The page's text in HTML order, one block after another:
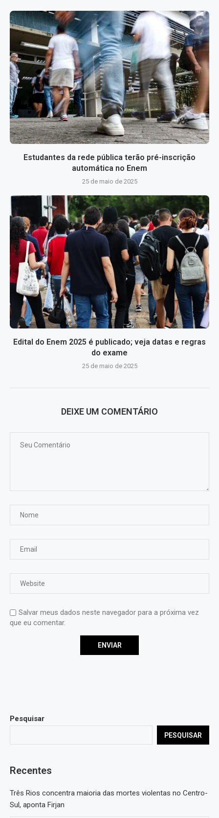
Estudantes da rede pública terão pré-inscrição
automática no Enem
25 de maio de 2025
Edital do Enem 2025 é publicado; veja datas e regras
do exame
25 de maio de 2025
DEIXE UM COMENTÁRIO
Salvar meus dados neste navegador para a próxima vez
que eu comentar.
Pesquisar
PESQUISAR
Recentes
Três Rios concentra maioria das mortes violentas no Centro-
Sul, aponta Firjan